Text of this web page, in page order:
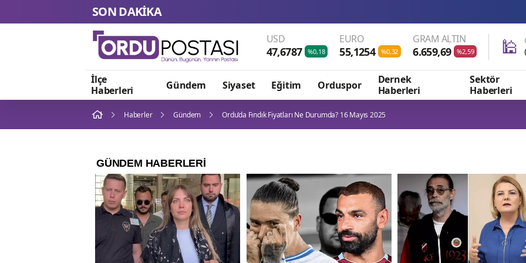
SON DAKİKA
USD
47,6787 %0,18
EURO
55,1254 %0,32
GRAM ALTIN
6.659,69 %2,59 🕌
İlçe
Haberleri
Gündem Siyaset Eğitim Orduspor
Dernek
Haberleri
Sektör
Haberleri
Haberler Gündem Ordu’da Fındık Fiyatları Ne Durumda? 16 Mayıs 2025